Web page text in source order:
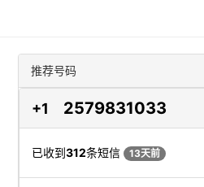
推荐号码
+1 2579831033
已收到312条短信 13天前